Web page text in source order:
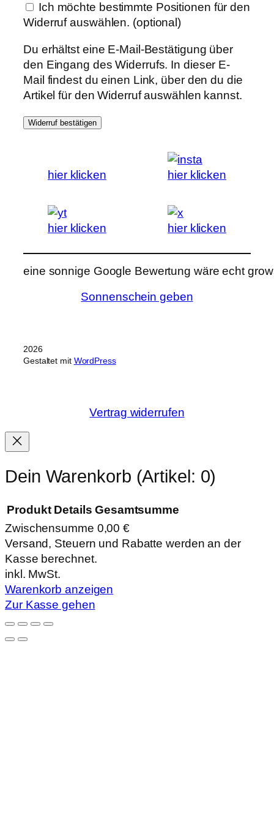
Ich möchte bestimmte Positionen für den
Widerruf auswählen. (optional)
Du erhältst eine E-Mail-Bestätigung über
den Eingang des Widerrufs. In dieser E-
Mail findest du einen Link, über den du die
Artikel für den Widerruf auswählen kannst.
Widerruf bestätigen
hier klicken hier klicken
hier klicken hier klicken
eine sonnige Google Bewertung wäre echt
Sonnenschein geben
2026
Gestaltet mit WordPress
Vertrag widerrufen
Dein Warenkorb (Artikel: 0)
Produkte
im
Warenkorb
Produkt Details Gesamtsumme
Zwischensumme 0,00 €
Versand, Steuern und Rabatte werden an der
Kasse berechnet.
inkl. MwSt.
Warenkorb anzeigen
Zur Kasse gehen